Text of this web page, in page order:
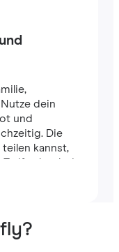
dein
und
Die
kannst,
ab – bei